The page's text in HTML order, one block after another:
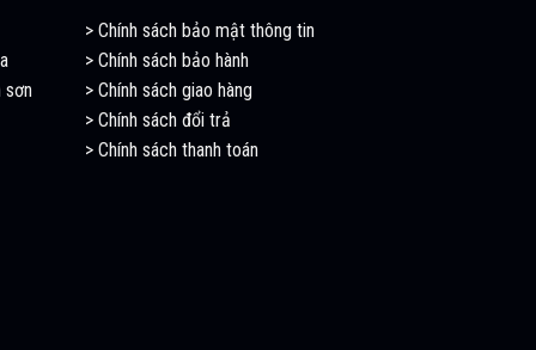
sơn
> Chính sách bảo mật thông tin
> Chính sách bảo hành
> Chính sách giao hàng
> Chính sách đổi trả
> Chính sách thanh toán